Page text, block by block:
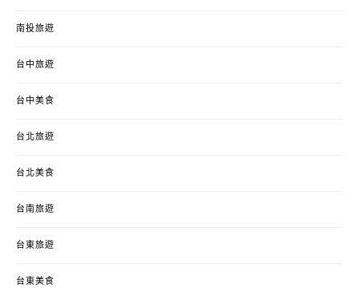
南投旅遊
台中旅遊
台中美食
台北旅遊
台北美食
台南旅遊
台東旅遊
台東美食